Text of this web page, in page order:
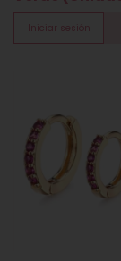
Iniciar sesión